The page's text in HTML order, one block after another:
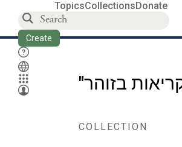
TopicsCollectionsDonate
Create
בזוהר
COLLECTION